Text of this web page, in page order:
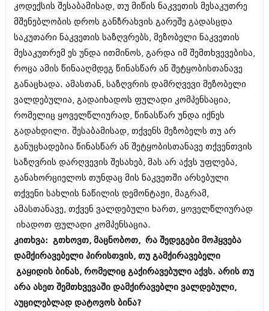
ანონსი
არქივი
აგვისტო 2018 (162)
ივნისი 2018 (244)
მაისი 2018 (211)
აპრილი 2018 (194)
მარტი 2018 (256)
თებერვალი 2018 (208)
იანვარი 2018 (215)
დეკემბერი 2017 (243)
ნოემბერი 2017 (212)
ოქტომბერი 2017 (231)
სექტემბერი 2017 (261)
აგვისტო 2017 (212)
ივლისი 2017 (233)
მაისი 2017 (216)
აპრილი 2017 (220)
მარტი 2017 (212)
თებერვალი 2017 (205)
იანვარი 2017 (246)
დეკემბერი 2016 (207)
ნოემბერი 2020 (103)
ოქტომბერი 2020 (209)
სექტემბერი 2020 (204)
აგვისტო 2020 (249)
ივნისი 2020 (249)
არქივის ზომის ნახვა
კოდექსის შესაბამისად, თუ მიწის ნაკვეთის მესაკუთრე
მშენებლობის დროს განზრახვის გარეშე გადასცდა
საკუთარი ნაკვეთის საზღვრებს, მეზობელი ნაკვეთის
მესაკუთრემ ეს უნდა ითმინოს, გარდა იმ შემთხვევებისა,
როცა ამის წინააღმდეგ წინასწარ ან შეტყობისთანავე
განაცხადა. ამასთან, საზღვრის დამრღვევი მეზობელი
ვალდებულია, გადაიხადოს ფულადი კომპენსაცია,
რომელიც ყოველწლიურად, წინასწარ უნდა იქნეს
გადახდილი. შესაბამისად, თქვენს მეზობელს თუ არ
განუცხადებია წინასწარ ან შეტყობისთანავე თქვენთვის
საზღვრის დარღვევის შესახებ, მას არ აქვს უფლება,
განახორციელოს თუნდაც მის ნაკვეთში არსებული
თქვენი სახლის ნაწილის დემონტაჟი, მაგრამ,
ამასთანავე, თქვენ ვალდებული ხართ, ყოველწლიურად
იხადოთ ფულადი კომპენსაცია.
კითხვა: გთხოვთ, მაცნობოთ, რა შედეგები მოჰყვება
დამქირავებელი პირისთვის, თუ გამქირავებელი
გაყიდის ბინას, რომელიც გაქირავებული აქვს. არის თუ
არა ასეთ შემთხვევაში დამქირავებლი ვალდებული,
აუცილებლად დატოვოს ბინა?